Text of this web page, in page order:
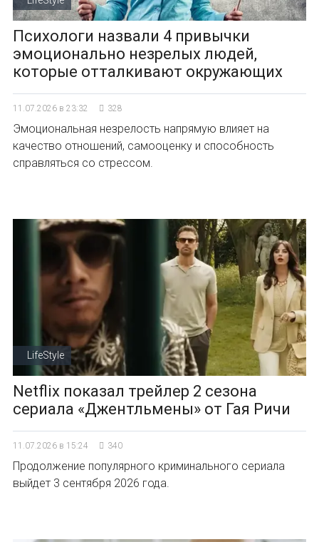
Психологи назвали 4 привычки
эмоционально незрелых людей,
которые отталкивают окружающих
11.07.2026 в 23:32 328
Эмоциональная незрелость напрямую влияет на
качество отношений, самооценку и способность
справляться со стрессом.
LifeStyle
Netflix показал трейлер 2 сезона
сериала «Джентльмены» от Гая Ричи
11.07.2026 в 15:24 340
Продолжение популярного криминального сериала
выйдет 3 сентября 2026 года.